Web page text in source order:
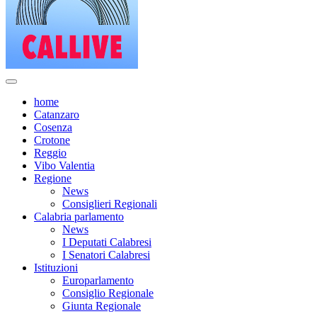
home
Catanzaro
Cosenza
Crotone
Reggio
Vibo Valentia
Regione
News
Consiglieri Regionali
Calabria parlamento
News
I Deputati Calabresi
I Senatori Calabresi
Istituzioni
Europarlamento
Consiglio Regionale
Giunta Regionale